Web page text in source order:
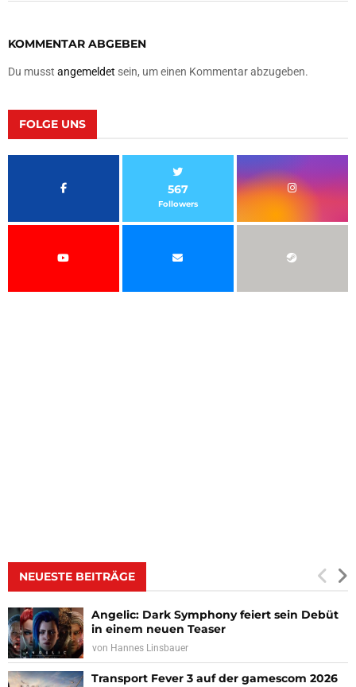
KOMMENTAR ABGEBEN
Du musst angemeldet sein, um einen Kommentar abzugeben.
FOLGE UNS
567
Followers
NEUESTE BEITRÄGE
Angelic: Dark Symphony feiert sein Debüt
in einem neuen Teaser
von Hannes Linsbauer
Transport Fever 3 auf der gamescom 2026